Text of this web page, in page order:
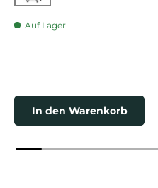
Schwarz
Auf Lager
In den Warenkorb